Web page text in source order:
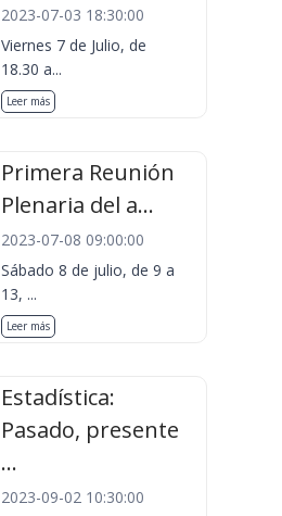
2023-07-03 18:30:00
Viernes 7 de Julio, de
18.30 a...
Leer más
Primera Reunión
Plenaria del a...
2023-07-08 09:00:00
Sábado 8 de julio, de 9 a
13, ...
Leer más
Estadística:
Pasado, presente
...
2023-09-02 10:30:00